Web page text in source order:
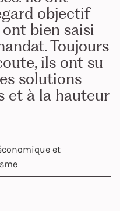
objectif
bien saisi
Toujours
ils ont su
solutions
et à la hauteur
et